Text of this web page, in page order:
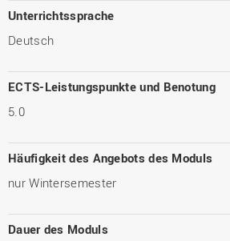
Unterrichtssprache
Deutsch
ECTS-Leistungspunkte und Benotung
5.0
Häufigkeit des Angebots des Moduls
nur Wintersemester
Dauer des Moduls